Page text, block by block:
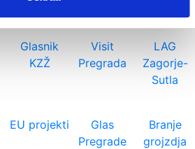
Glasnik
KZŽ
Visit
Pregrada
LAG
Zagorje-
Sutla
EU projekti
Glas
Pregrade
Branje
grojzdja